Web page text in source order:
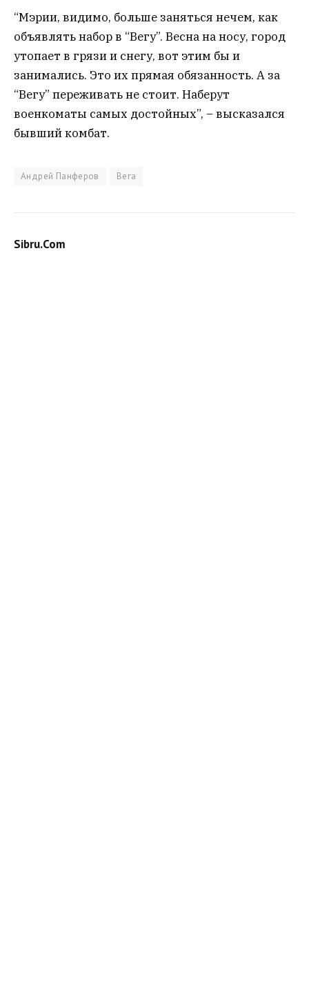
“Мэрии, видимо, больше заняться нечем, как
объявлять набор в “Вегу”. Весна на носу, город
утопает в грязи и снегу, вот этим бы и
занимались. Это их прямая обязанность. А за
“Вегу” переживать не стоит. Наберут
военкоматы самых достойных”, – высказался
бывший комбат.
Андрей Панферов Вега
Sibru.Com